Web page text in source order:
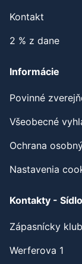
Kontakt
2 % z dane
Informácie
Povinné
Všeobecné
Ochrana
Nastavenia
Kontakty - Sídlo
Zápasnícky
Werferova 1